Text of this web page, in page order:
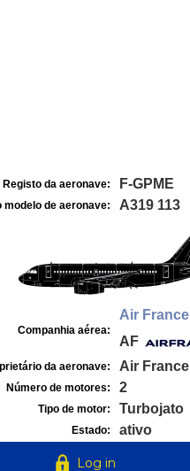
Registo da aeronave: F-GPME
modelo de aeronave: A319 113
Companhia aérea:
Air France
AF
da aeronave: Air France
Número de motores: 2
Tipo de motor: Turbojato
Estado: ativo
Log in